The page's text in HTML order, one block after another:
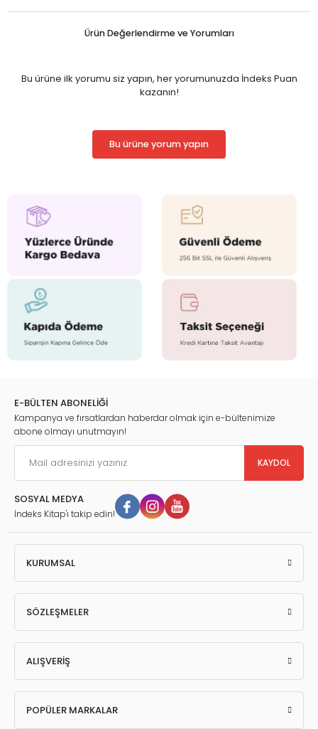
- TDK GüncellemesiÜrün Değerlendirme ve Yorumları
Bu ürüne ilk yorumu siz yapın, her yorumunuzda İndeks Puan
kazanın!
Bu ürüne yorum yapın
E-BÜLTEN ABONELİĞİ
Kampanya ve fırsatlardan haberdar olmak için e-bültenimize
abone olmayı unutmayın!
KAYDOL
SOSYAL MEDYA
İndeks Kitap'ı takip edin!
KURUMSAL
SÖZLEŞMELER
ALIŞVERİŞ
POPÜLER MARKALAR